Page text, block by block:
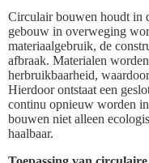
Circulair bouwen houdt in
gebouw in overweging
materiaalgebruik, de
afbraak. Materialen
herbruikbaarheid,
Hierdoor ontstaat een
continu opnieuw worden
bouwen niet alleen
haalbaar.